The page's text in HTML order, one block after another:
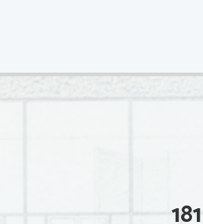
181